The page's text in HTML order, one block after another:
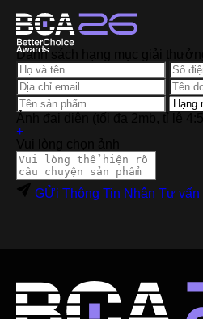
Danh sách hạng mục giải thưởng
+
GỬi Thông Tin Nhận Tư vấn